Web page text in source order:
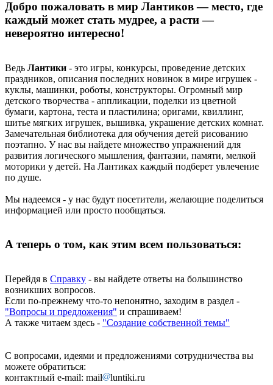
Добро пожаловать в мир Лантиков — место, где
каждый может стать мудрее, а расти —
невероятно интересно!
Ведь Лантики - это игры, конкурсы, проведение детских
праздников, описания последних новинок в мире игрушек -
куклы, машинки, роботы, конструкторы. Огромный мир
детского творчества - аппликации, поделки из цветной
бумаги, картона, теста и пластилина; оригами, квиллинг,
шитье мягких игрушек, вышивка, украшение детских комнат.
Замечательная библиотека для обучения детей рисованию
поэтапно. У нас вы найдете множество упражнений для
развития логического мышления, фантазии, памяти, мелкой
моторики у детей. На Лантиках каждый подберет увлечение
по душе.
Мы надеемся - у нас будут посетители, желающие поделиться
информацией или просто пообщаться.
А теперь о том, как этим всем пользоваться:
Перейдя в Справку - вы найдете ответы на большинство
возникших вопросов.
Если по-прежнему что-то непонятно, заходим в раздел -
"Вопросы и предложения" и спрашиваем!
А также читаем здесь - "Создание собственной темы"
С вопросами, идеями и предложениями сотрудничества вы
можете обратиться:
контактный e-mail: mail
luntiki.ru